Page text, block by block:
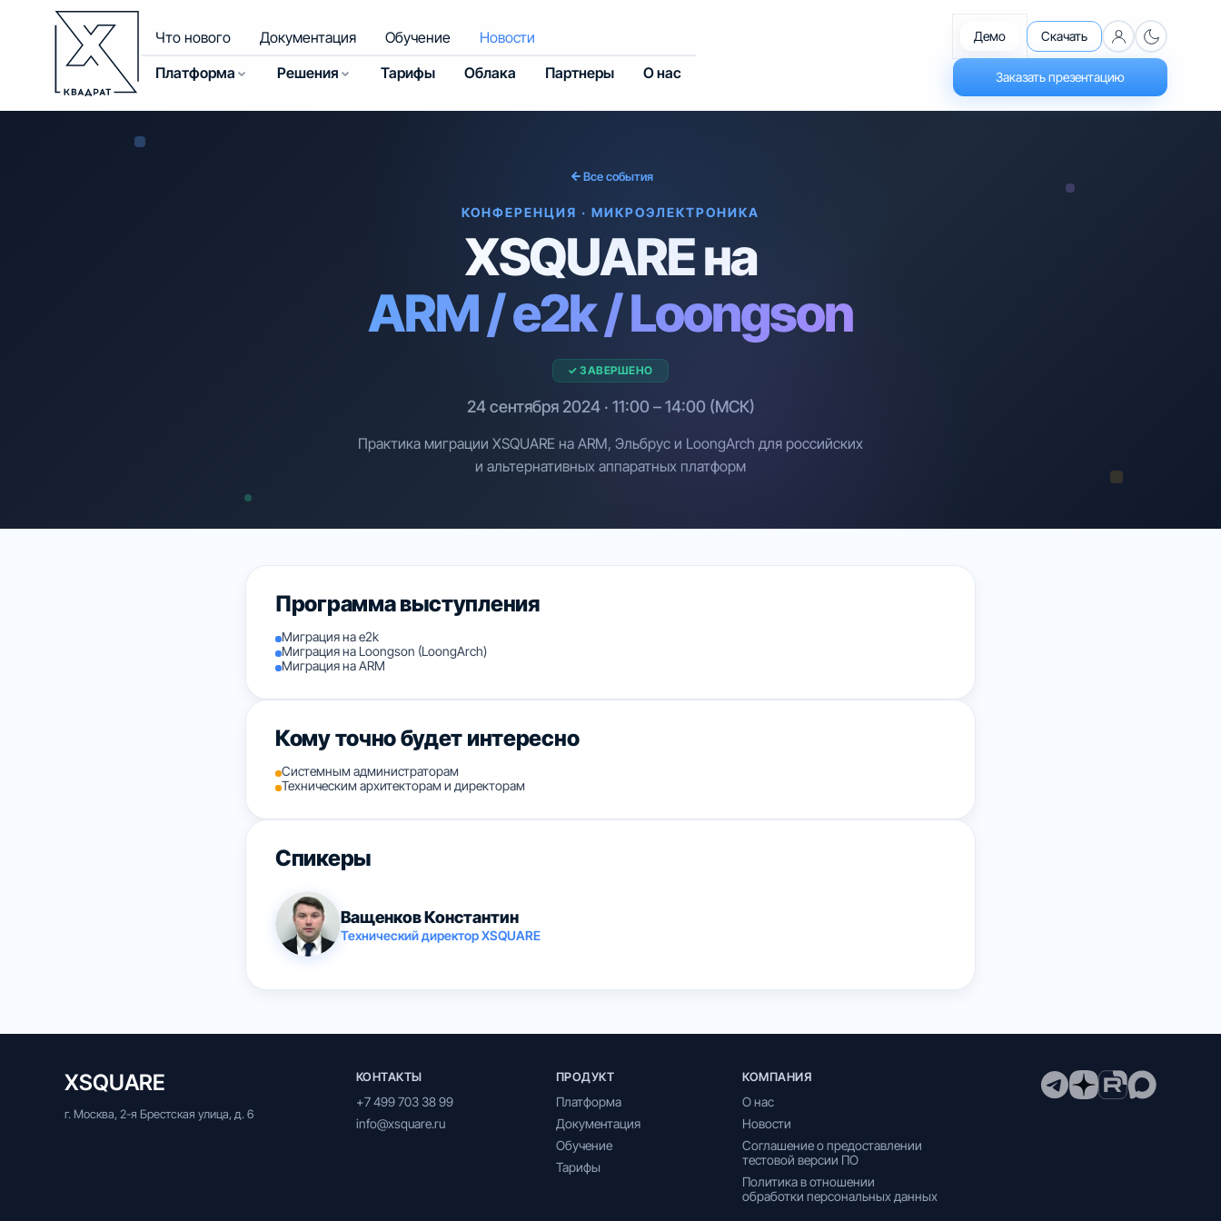
Что нового Документация Обучение
Новости
Платформа
Решения Тарифы Облака Партнеры О нас
Демо Скачать
Заказать презентацию
Все события
КОНФЕРЕНЦИЯ · МИКРОЭЛЕКТРОНИКА
XSQUARE на
ARM / e2k / Loongson
✓ ЗАВЕРШЕНО
24 сентября 2024 · 11:00 – 14:00 (МСК)
Практика миграции XSQUARE на ARM, Эльбрус и LoongArch для российских
и альтернативных аппаратных платформ
Программа выступления
Миграция на e2k
Миграция на Loongson (LoongArch)
Миграция на ARM
Кому точно будет интересно
Системным администраторам
Техническим архитекторам и директорам
Спикеры
Ващенков Константин
Технический директор XSQUARE
XSQUARE
г. Москва, 2-я Брестская улица, д. 6
КОНТАКТЫ
+7 499 703 38 99
info@xsquare.ru
ПРОДУКТ
Платформа
Документация
Обучение
Тарифы
КОМПАНИЯ
О нас
Новости
Соглашение о предоставлении
тестовой версии ПО
Политика в отношении
обработки персональных данных